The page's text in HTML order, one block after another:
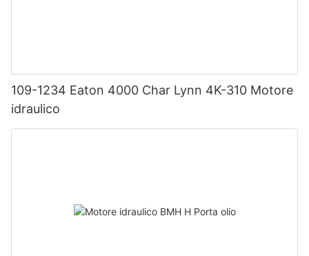
109-1234 Eaton 4000 Char Lynn 4K-310 Motore
idraulico